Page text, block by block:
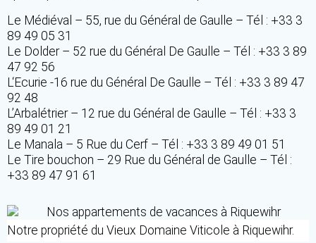
Le Médiéval – 55, rue du Général de Gaulle – Tél : +33 3
89 49 05 31
Le Dolder – 52 rue du Général De Gaulle – Tél : +33 3 89
47 92 56
L‘Ecurie -16 rue du Général De Gaulle – Tél : +33 3 89 47
92 48
L’Arbalétrier – 12 rue du Général de Gaulle – Tél : +33 3
89 49 01 21
Le Manala – 5 Rue du Cerf – Tél : +33 3 89 49 01 51
Le Tire bouchon – 29 Rue du Général de Gaulle – Tél :
+33 89 47 91 61
Notre propriété du Vieux Domaine Viticole à Riquewihr.